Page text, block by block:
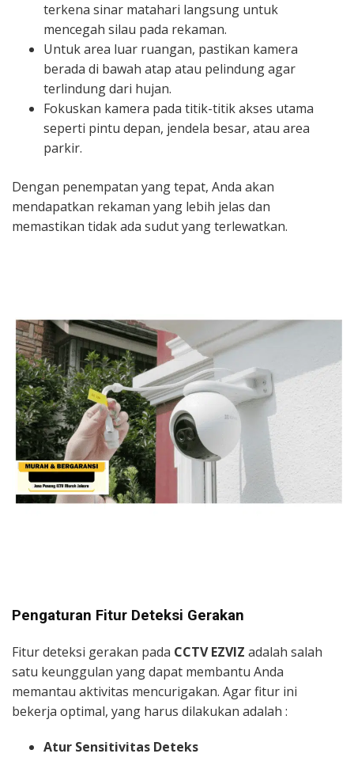
terkena sinar matahari langsung untuk
mencegah silau pada rekaman.
Untuk area luar ruangan, pastikan kamera
berada di bawah atap atau pelindung agar
terlindung dari hujan.
Fokuskan kamera pada titik-titik akses utama
seperti pintu depan, jendela besar, atau area
parkir.
Dengan penempatan yang tepat, Anda akan
mendapatkan rekaman yang lebih jelas dan
memastikan tidak ada sudut yang terlewatkan.
Pengaturan Fitur Deteksi Gerakan
Fitur deteksi gerakan pada CCTV EZVIZ adalah salah
satu keunggulan yang dapat membantu Anda
memantau aktivitas mencurigakan. Agar fitur ini
bekerja optimal, yang harus dilakukan adalah :
Atur Sensitivitas Deteks